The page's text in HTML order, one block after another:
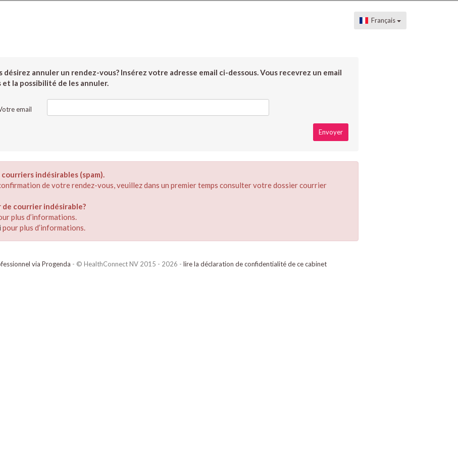
Français
annuler un rendez-vous? Insérez votre adresse email ci-dessous. Vous recevrez un email
la possibilité de les annuler.
email
indésirables (spam).
de votre rendez-vous, veuillez dans un premier temps consulter votre dossier courrier
courrier indésirable?
plus d’informations.
pour plus d’informations.
via Progenda - © HealthConnect NV 2015 - 2026 - lire la déclaration de confidentialité de ce cabinet